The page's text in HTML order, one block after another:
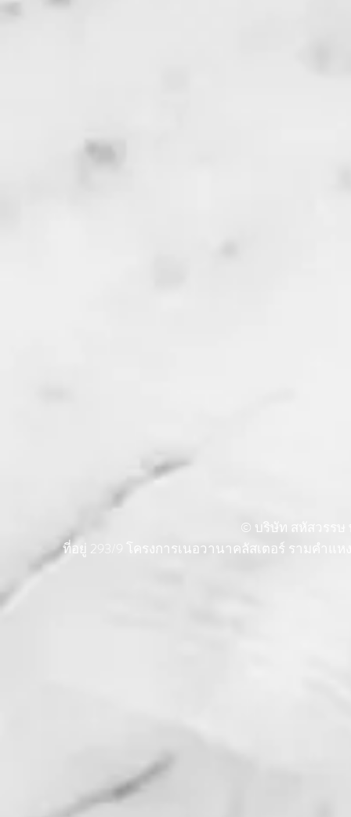
© บริษัท สหัสวรรษ
ที่อยู่ 293/9 โครงการเนอวานาคลัสเตอร์ รามคำแ